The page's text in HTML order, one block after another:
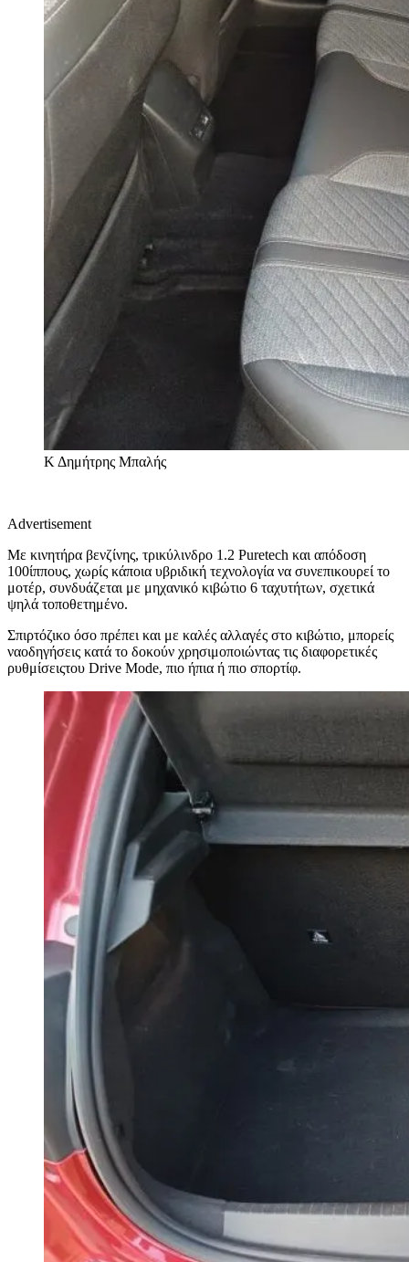
Κ Δημήτρης Μπαλής
Advertisement
Με κινητήρα βενζίνης, τρικύλινδρο 1.2 Puretech και απόδοση
100ίππους, χωρίς κάποια υβριδική τεχνολογία να συνεπικουρεί το
μοτέρ, συνδυάζεται με μηχανικό κιβώτιο 6 ταχυτήτων, σχετικά
ψηλά τοποθετημένο.
Σπιρτόζικο όσο πρέπει και με καλές αλλαγές στο κιβώτιο, μπορείς
ναοδηγήσεις κατά το δοκούν χρησιμοποιώντας τις διαφορετικές
ρυθμίσειςτου Drive Mode, πιο ήπια ή πιο σπορτίφ.